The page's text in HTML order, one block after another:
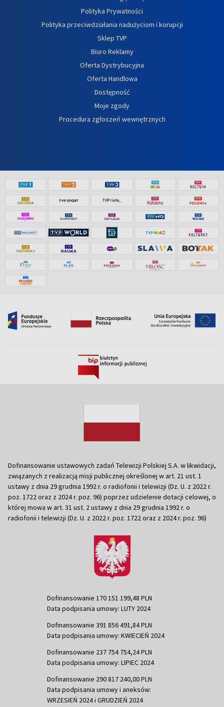
Polityka Prywatności
Polityka przeciwdziałania nadużyciom i korupcji
Sklep TVP
Biuro Reklamy
Oferta Dystrybucyjna
Oferta Handlowa
Dostępność
Moje zgody
Procedura zgłoszeń wewnętrznych
Dofinansowanie ustawowych zadań Telewizji Polskiej S.A. w likwidacji,
związanych z realizacją misji publicznej określonej w art. 21 ust. 1
ustawy z dnia 29 grudnia 1992 r. o radiofonii i telewizji (Dz. U. z 2022 r.
poz. 1722 oraz z 2024 r. poz. 96) poprzez udzielenie dotacji celowej, o
której mowa w art. 31 ust. 2 ustawy z dnia 29 grudnia 1992 r. o
radiofonii i telewizji (Dz. U. z 2022 r. poz. 1722 oraz z 2024 r. poz. 96)
Dofinansowanie 170 151 199,48 PLN
Data podpisania umowy: LUTY 2024
Dofinansowanie 391 856 491,84 PLN
Data podpisania umowy: KWIECIEŃ 2024
Dofinansowanie 237 754 754,24 PLN
Data podpisania umowy: LIPIEC 2024
Dofinansowanie 290 817 240,00 PLN
Data podpisania umowy i aneksów:
WRZESIEŃ 2024 i GRUDZIEŃ 2024